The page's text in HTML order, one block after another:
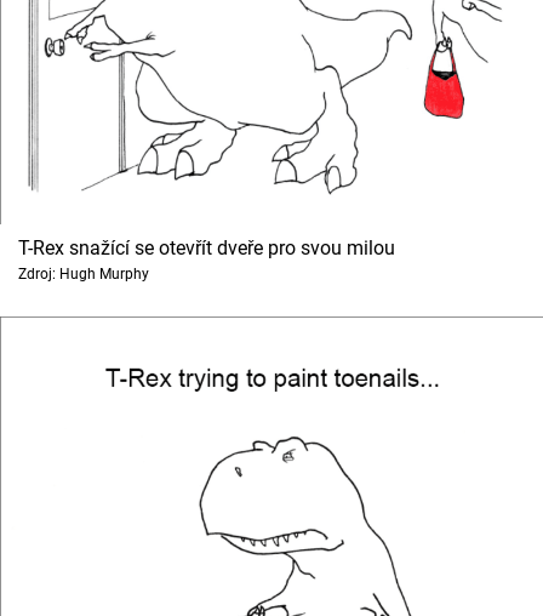
T-Rex snažící se otevřít dveře pro svou milou
Zdroj: Hugh Murphy